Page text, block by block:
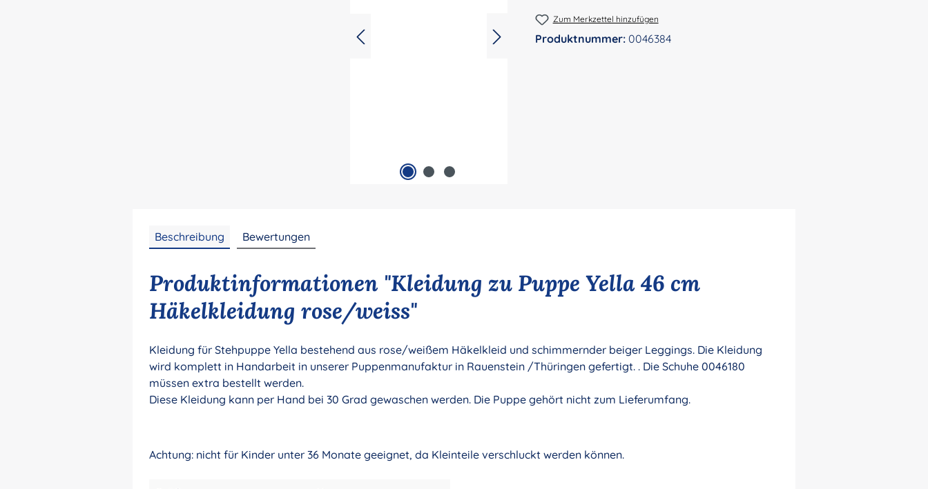
Zum Merkzettel hinzufügen
Produktnummer:0046384
Beschreibung Bewertungen
Produktinformationen "Kleidung zu Puppe Yella 46 cm
Häkelkleidung rose/weiss"
Kleidung für Stehpuppe Yella bestehend aus rose/weißem Häkelkleid und schimmernder beiger Leggings. Die Kleidung
wird komplett in Handarbeit in unserer Puppenmanufaktur in Rauenstein /Thüringen gefertigt. . Die Schuhe 0046180
müssen extra bestellt werden.
Diese Kleidung kann per Hand bei 30 Grad gewaschen werden. Die Puppe gehört nicht zum Lieferumfang.
Achtung: nicht für Kinder unter 36 Monate geeignet, da Kleinteile verschluckt werden können.